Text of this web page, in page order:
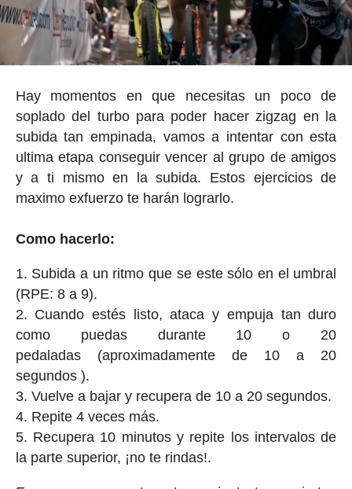
Hay momentos en que necesitas un poco de
soplado del turbo para poder hacer zigzag en la
subida tan empinada, vamos a intentar con esta
ultima etapa conseguir vencer al grupo de amigos
y a ti mismo en la subida. Estos ejercicios de
maximo exfuerzo te harán lograrlo.
Como hacerlo:
Subida a un ritmo que se este sólo en el umbral
(RPE: 8 a 9).
Cuando estés listo, ataca y empuja tan duro
como puedas durante 10 o 20
pedaladas (aproximadamente de 10 a 20
segundos ).
Vuelve a bajar y recupera de 10 a 20 segundos.
Repite 4 veces más.
Recupera 10 minutos y repite los intervalos de
la parte superior, ¡no te rindas!.